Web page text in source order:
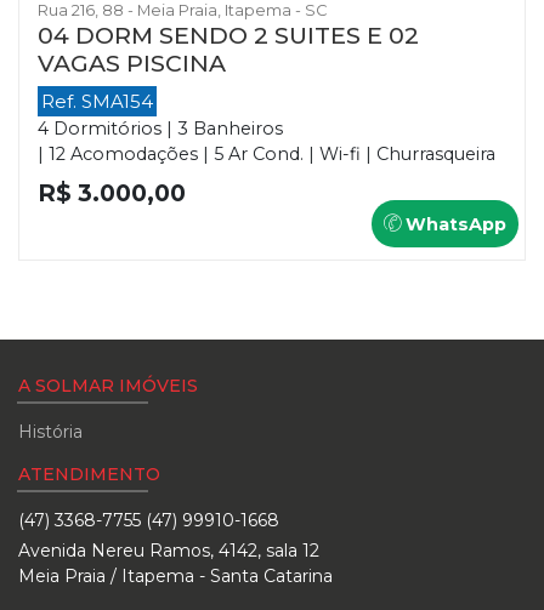
Rua 216, 88 - Meia Praia, Itapema - SC
04 DORM SENDO 2 SUITES E 02
VAGAS PISCINA
Ref. SMA154
4 Dormitórios | 3 Banheiros
| 12 Acomodações | 5 Ar Cond. | Wi-fi | Churrasqueira
R$ 3.000,00
WhatsApp
A SOLMAR IMÓVEIS
História
ATENDIMENTO
(47) 3368-7755 (47) 99910-1668
Avenida Nereu Ramos, 4142, sala 12
Meia Praia / Itapema - Santa Catarina